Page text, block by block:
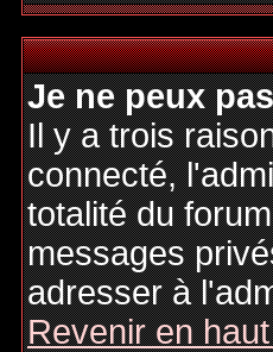
Je ne peux
Il y a trois
connecté,
totalité du
messages
adresser à
Revenir en